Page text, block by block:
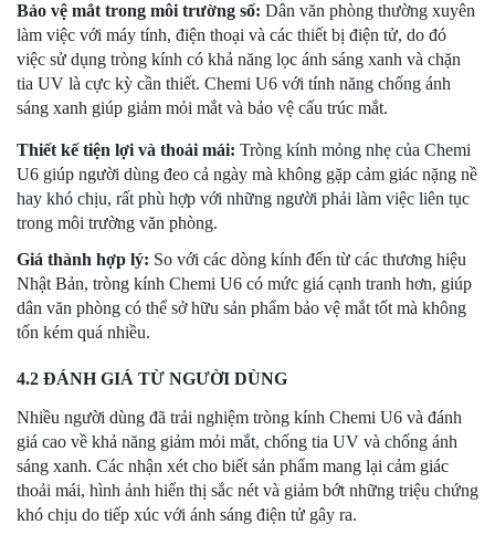
Bảo vệ mắt trong môi trường số: Dân văn phòng thường xuyên
làm việc với máy tính, điện thoại và các thiết bị điện tử, do đó
việc sử dụng tròng kính có khả năng lọc ánh sáng xanh và chặn
tia UV là cực kỳ cần thiết. Chemi U6 với tính năng chống ánh
sáng xanh giúp giảm mỏi mắt và bảo vệ cấu trúc mắt.
Thiết kế tiện lợi và thoải mái: Tròng kính mỏng nhẹ của Chemi
U6 giúp người dùng đeo cả ngày mà không gặp cảm giác nặng nề
hay khó chịu, rất phù hợp với những người phải làm việc liên tục
trong môi trường văn phòng.
Giá thành hợp lý: So với các dòng kính đến từ các thương hiệu
Nhật Bản, tròng kính Chemi U6 có mức giá cạnh tranh hơn, giúp
dân văn phòng có thể sở hữu sản phẩm bảo vệ mắt tốt mà không
tốn kém quá nhiều.
4.2 ĐÁNH GIÁ TỪ NGƯỜI DÙNG
Nhiều người dùng đã trải nghiệm tròng kính Chemi U6 và đánh
giá cao về khả năng giảm mỏi mắt, chống tia UV và chống ánh
sáng xanh. Các nhận xét cho biết sản phẩm mang lại cảm giác
thoải mái, hình ảnh hiển thị sắc nét và giảm bớt những triệu chứng
khó chịu do tiếp xúc với ánh sáng điện tử gây ra.